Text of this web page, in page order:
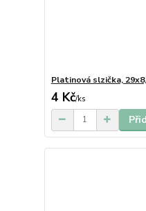
Platinová slzička,
4 Kč/ks